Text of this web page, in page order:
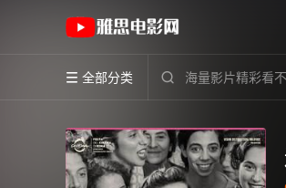
 全部分类 
《还有明天》(2023)意大利意大